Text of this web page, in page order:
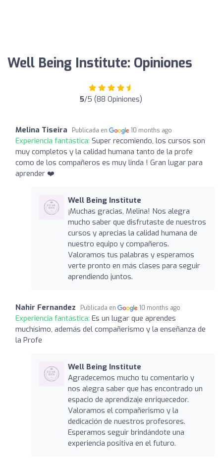
Well Being Institute: Opiniones
5/5 (88 Opiniones)
Melina Tiseira Publicada en 10 months ago
Experiencia fantástica: Super recomiendo, los cursos son
muy completos y la calidad humana tanto de la profe
como de los compañeros es muy linda ! Gran lugar para
aprender ❤️
Well Being Institute
¡Muchas gracias, Melina! Nos alegra
mucho saber que disfrutaste de nuestros
cursos y aprecias la calidad humana de
nuestro equipo y compañeros.
Valoramos tus palabras y esperamos
verte pronto en más clases para seguir
aprendiendo juntos.
Nahir Fernandez Publicada en 10 months ago
Experiencia fantástica: Es un lugar que aprendes
muchísimo, además del compañerismo y la enseñanza de
la Profe
Well Being Institute
Agradecemos mucho tu comentario y
nos alegra saber que has encontrado un
espacio de aprendizaje enriquecedor.
Valoramos el compañerismo y la
dedicación de nuestros profesores.
Esperamos seguir brindándote una
experiencia positiva en el futuro.